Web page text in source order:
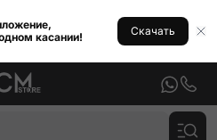
касании!
Скачать